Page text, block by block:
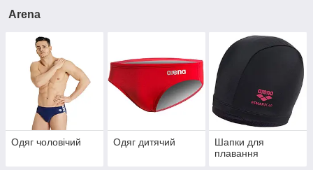
Arena
Одяг чоловічий Одяг дитячий
Шапки для
плавання